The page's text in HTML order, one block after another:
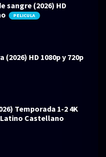
sangre (2026) HD
PELICULA
HD 1080p y 720p
Temporada 1-2 4K
Latino Castellano